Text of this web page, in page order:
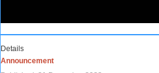
Details
Announcement